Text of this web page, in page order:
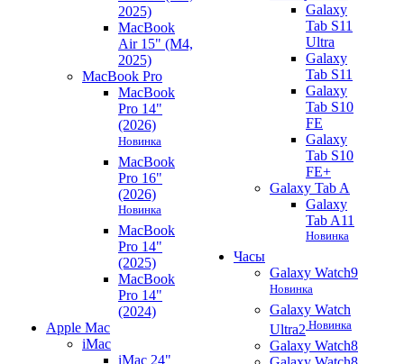
2025)
MacBook
Air 15" (M4,
2025)
MacBook Pro
MacBook
Pro 14"
(2026)
Новинка
MacBook
Pro 16"
(2026)
Новинка
MacBook
Pro 14"
(2025)
MacBook
Pro 14"
(2024)
Apple Mac
iMac
iMac 24"
Galaxy
Tab S11
Ultra
Galaxy
Tab S11
Galaxy
Tab S10
FE
Galaxy
Tab S10
FE+
Galaxy Tab A
Galaxy
Tab A11
Новинка
Часы
Galaxy Watch9
Новинка
Galaxy Watch
Ultra2 Новинка
Galaxy Watch8